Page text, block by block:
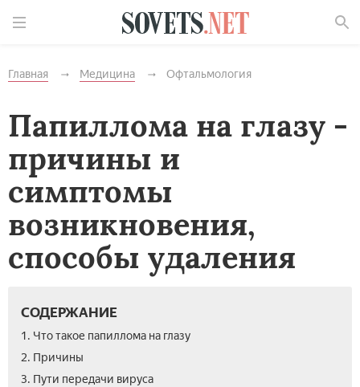
Главная Медицина Офтальмология
Папиллома на глазу -
причины и
симптомы
возникновения,
способы удаления
СОДЕРЖАНИЕ
1. Что такое папиллома на глазу
2. Причины
3. Пути передачи вируса